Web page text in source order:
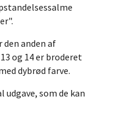
den anden af
og 14 er broderet
dybrød farve.
udgave, som de kan